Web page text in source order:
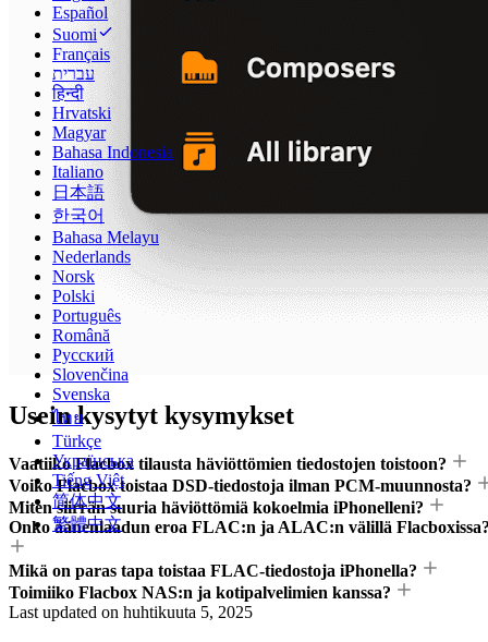
Español
Suomi
Français
עברית
हिन्दी
Hrvatski
Magyar
Bahasa Indonesia
Italiano
日本語
한국어
Bahasa Melayu
Nederlands
Norsk
Polski
Português
Română
Русский
Slovenčina
Svenska
ไทย
Türkçe
Українська
Tiếng Việt
简体中文
繁體中文
Usein kysytyt kysymykset
Vaatiiko Flacbox tilausta häviöttömien tiedostojen toistoon?
Voiko Flacbox toistaa DSD-tiedostoja ilman PCM-muunnosta?
Miten siirrän suuria häviöttömiä kokoelmia iPhonelleni?
Onko äänenlaadun eroa FLAC:n ja ALAC:n välillä
Mikä on paras tapa toistaa FLAC-tiedostoja iPhonella?
Toimiiko Flacbox NAS:n ja kotipalvelimien kanssa?
Last updated on huhtikuuta 5, 2025